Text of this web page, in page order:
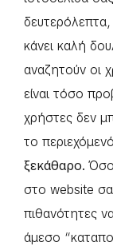
κάνει καλή
αναζητούν οι
είναι τόσο
χρήστες δεν
το
ξεκάθαρο. Όσο
στο website
πιθανότητες
άμεσο